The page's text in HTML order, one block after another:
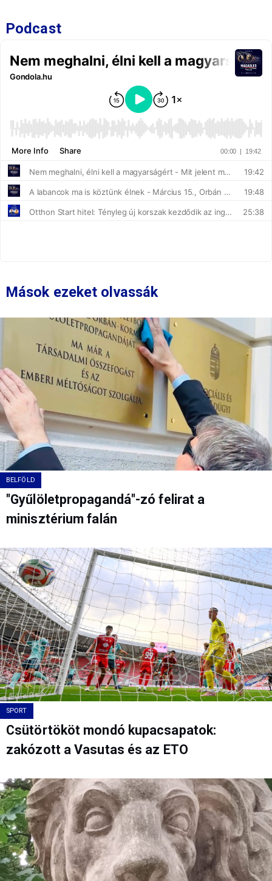
Podcast
Mások ezeket olvassák
BELFÖLD
"Gyűlöletpropagandá"-zó felirat a
minisztérium falán
SPORT
Csütörtököt mondó kupacsapatok:
zakózott a Vasutas és az ETO